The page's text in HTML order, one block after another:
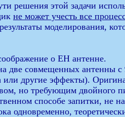
решения этой задачи
не может учесть все
моделирования,
о ЕН антенне.
две совмещенных антенны с
или другие эффекты).
но требующим двойного
способе запитки, не
одновременно,